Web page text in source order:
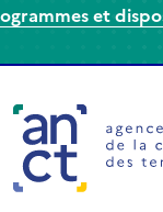
et
Agence